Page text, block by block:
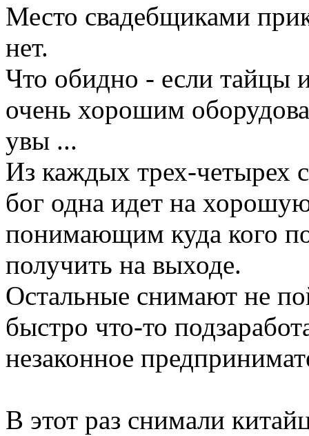
Место свадебщиками
нет.
Что обидно - если тайцы
очень хорошим
увы ...
Из каждых трех-четырех
бог одна идет на
понимающим куда кого
получить на выходе.
Остальные снимают не
быстро что-то
незаконное
В этот раз снимали